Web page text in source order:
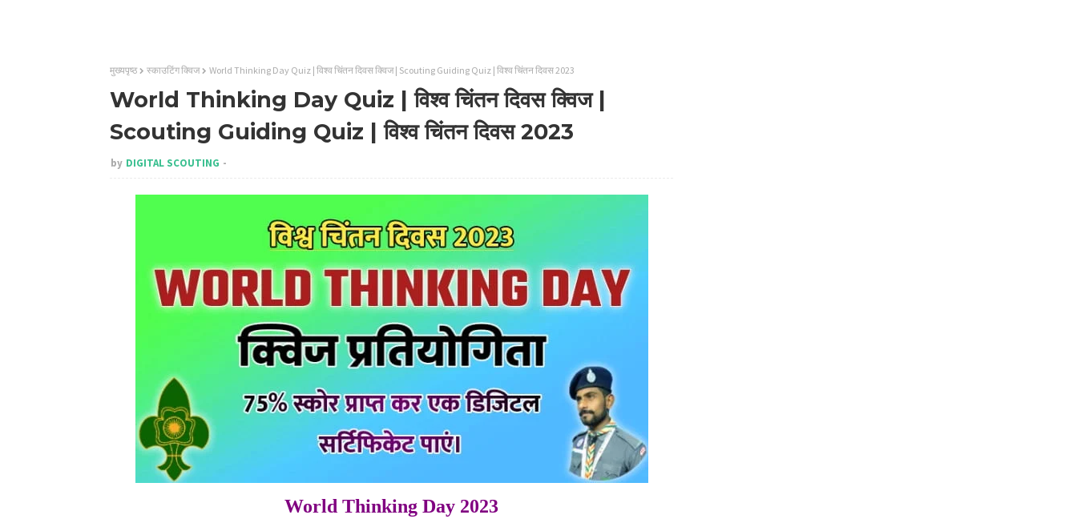
मुख्यपृष्ठ स्काउटिंग क्विज World Thinking Day Quiz | विश्व चिंतन दिवस क्विज | Scouting Guiding Quiz | विश्व चिंतन दिवस 2023
World Thinking Day Quiz | विश्व चिंतन दिवस क्विज |
Scouting Guiding Quiz | विश्व चिंतन दिवस 2023
by DIGITAL SCOUTING
World Thinking Day 2023